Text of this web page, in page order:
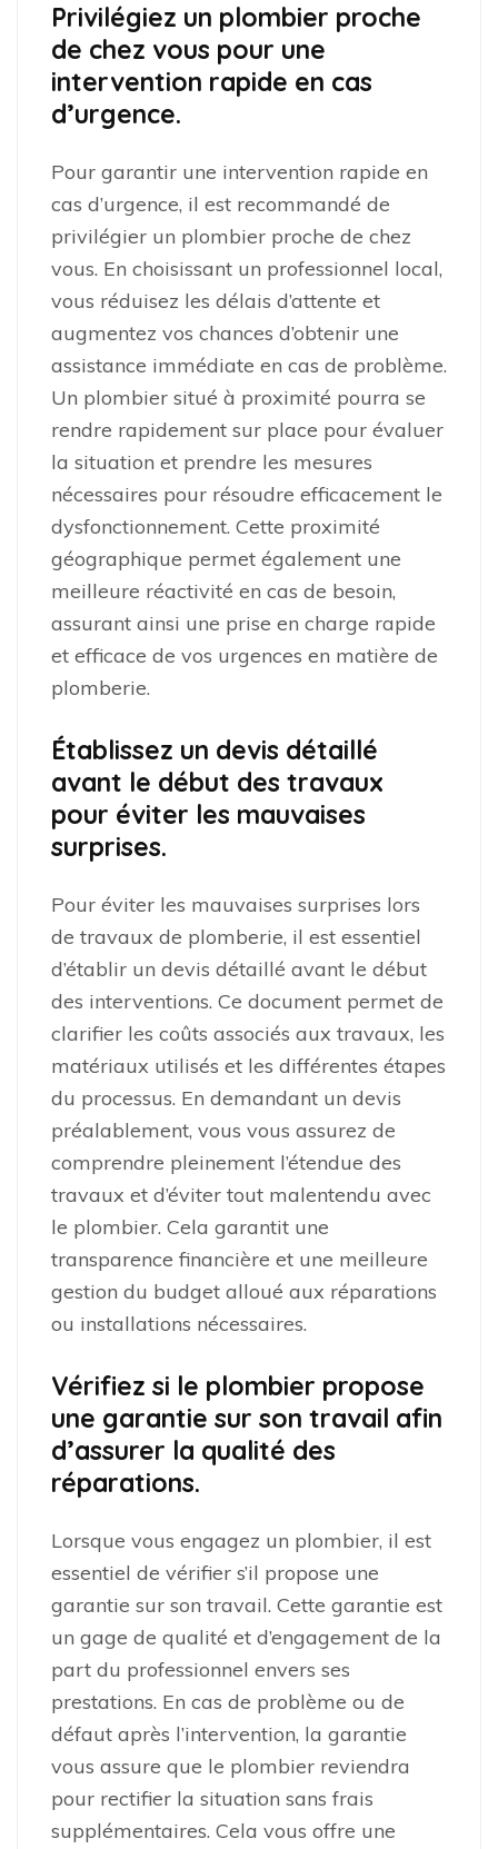
Privilégiez un plombier proche
de chez vous pour une
intervention rapide en cas
d’urgence.
Pour garantir une intervention rapide en
cas d’urgence, il est recommandé de
privilégier un plombier proche de chez
vous. En choisissant un professionnel local,
vous réduisez les délais d’attente et
augmentez vos chances d’obtenir une
assistance immédiate en cas de problème.
Un plombier situé à proximité pourra se
rendre rapidement sur place pour évaluer
la situation et prendre les mesures
nécessaires pour résoudre efficacement le
dysfonctionnement. Cette proximité
géographique permet également une
meilleure réactivité en cas de besoin,
assurant ainsi une prise en charge rapide
et efficace de vos urgences en matière de
plomberie.
Établissez un devis détaillé
avant le début des travaux
pour éviter les mauvaises
surprises.
Pour éviter les mauvaises surprises lors
de travaux de plomberie, il est essentiel
d’établir un devis détaillé avant le début
des interventions. Ce document permet de
clarifier les coûts associés aux travaux, les
matériaux utilisés et les différentes étapes
du processus. En demandant un devis
préalablement, vous vous assurez de
comprendre pleinement l’étendue des
travaux et d’éviter tout malentendu avec
le plombier. Cela garantit une
transparence financière et une meilleure
gestion du budget alloué aux réparations
ou installations nécessaires.
Vérifiez si le plombier propose
une garantie sur son travail afin
d’assurer la qualité des
réparations.
Lorsque vous engagez un plombier, il est
essentiel de vérifier s’il propose une
garantie sur son travail. Cette garantie est
un gage de qualité et d’engagement de la
part du professionnel envers ses
prestations. En cas de problème ou de
défaut après l’intervention, la garantie
vous assure que le plombier reviendra
pour rectifier la situation sans frais
supplémentaires. Cela vous offre une